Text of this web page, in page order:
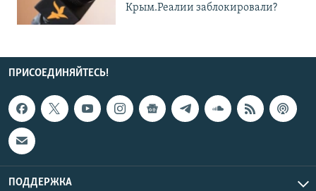
Крым.Реалии заблокировали?
ПРИСОЕДИНЯЙТЕСЬ!
ПОДДЕРЖКА